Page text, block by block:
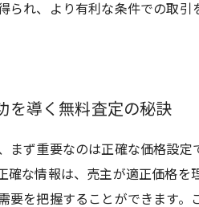
られ、より有利な条件での取
を導く無料査定の秘訣
まず重要なのは正確な価格設
確な情報は、売主が適正価格
要を把握することができます